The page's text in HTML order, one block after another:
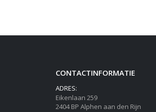
CONTACTINFORMATIE
ADRES:
Eikenlaan 259
2404 BP Alphen aan den Rijn